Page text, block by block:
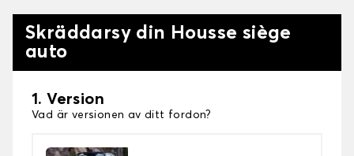
Skräddarsy din Housse siège
auto
1. Version
Vad är versionen av ditt fordon?